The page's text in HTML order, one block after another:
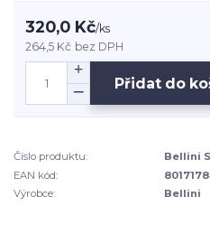
320,0 Kč/ks
264,5 Kč bez DPH
Přidat do
Číslo produktu:
Bellini
EAN kód:
Výrobce:
Bellini